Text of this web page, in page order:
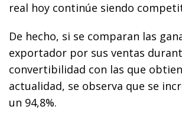
real hoy continúe siendo
De hecho, si se comparan las
exportador por sus ventas
convertibilidad con las que
actualidad, se observa que se
un 94,8%.